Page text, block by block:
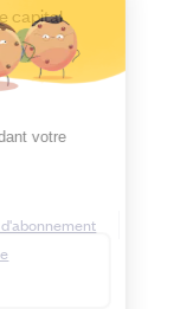
capital